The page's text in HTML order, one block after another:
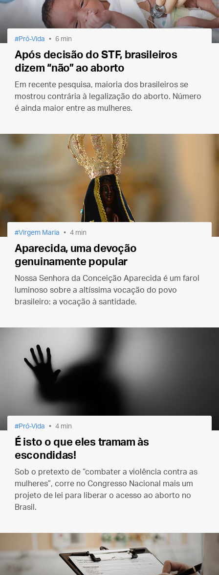
Pró-Vida 6 min
Após decisão do STF, brasileiros
dizem “não” ao aborto
Em recente pesquisa, maioria dos brasileiros se
mostrou contrária à legalização do aborto. Número
é ainda maior entre as mulheres.
Virgem Maria 4 min
Aparecida, uma devoção
genuinamente popular
Nossa Senhora da Conceição Aparecida é um farol
luminoso sobre a altíssima vocação do povo
brasileiro: a vocação à santidade.
Pró-Vida 4 min
É isto o que eles tramam às
escondidas!
Sob o pretexto de “combater a violência contra as
mulheres”, corre no Congresso Nacional mais um
projeto de lei para liberar o acesso ao aborto no
Brasil.